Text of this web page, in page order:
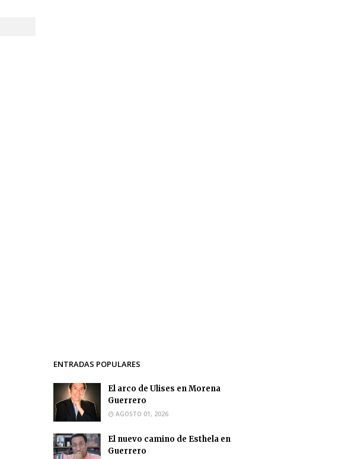
ENTRADAS POPULARES
El arco de Ulises en Morena
Guerrero
AGOSTO 01, 2026
El nuevo camino de Esthela en
Guerrero